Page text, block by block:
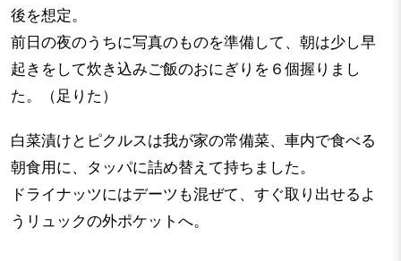
後を想定。
前日の夜のうちに写真のものを準備して、朝は少し早
起きをして炊き込みご飯のおにぎりを６個握りまし
た。（足りた）
白菜漬けとピクルスは我が家の常備菜、車内で食べる
朝食用に、タッパに詰め替えて持ちました。
ドライナッツにはデーツも混ぜて、すぐ取り出せるよ
うリュックの外ポケットへ。